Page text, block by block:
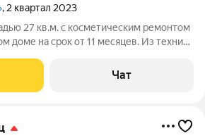
, 2 квартал 2023
27 кв.м. с косметическим ремонтом
доме на срок от 11 месяцев. Из техники
1 лифт - 1 грузовой и 0
Чат